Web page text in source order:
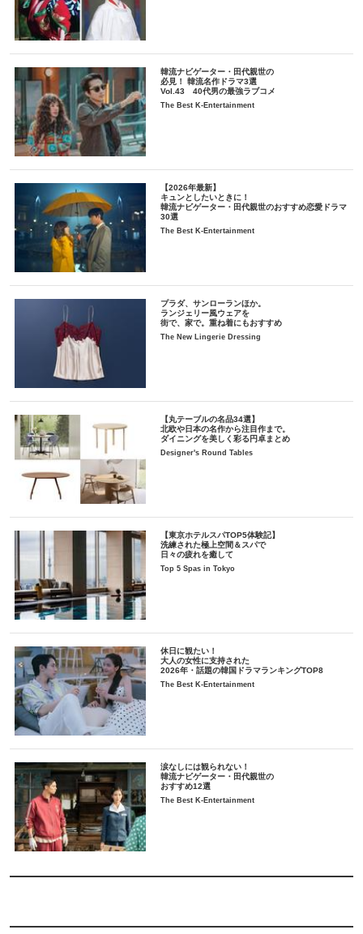
韓流ナビゲーター・田代親世の
必見！ 韓流名作ドラマ3選
Vol.43 40代男の最強ラブコメ
The Best K-Entertainment
【2026年最新】
キュンとしたいときに！
韓流ナビゲーター・田代親世のおすすめ恋愛ドラマ
30選
The Best K-Entertainment
プラダ、サンローランほか。
ランジェリー風ウェアを
街で、家で。重ね着にもおすすめ
The New Lingerie Dressing
【丸テーブルの名品34選】
北欧や日本の名作から注目作まで。
ダイニングを美しく彩る円卓まとめ
Designer's Round Tables
【東京ホテルスパTOP5体験記】
洗練された極上空間＆スパで
日々の疲れを癒して
Top 5 Spas in Tokyo
休日に観たい！
大人の女性に支持された
2026年・話題の韓国ドラマランキングTOP8
The Best K-Entertainment
涙なしには観られない！
韓流ナビゲーター・田代親世の
おすすめ12選
The Best K-Entertainment